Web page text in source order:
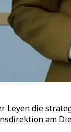
Leyen die
am